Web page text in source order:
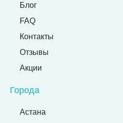
Блог
FAQ
Контакты
Отзывы
Акции
Города
Астана